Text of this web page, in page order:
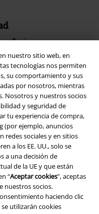
nuestro sitio web, en
tecnologías nos permiten
su comportamiento y sus
por nosotros, mientras
Nosotros y nuestros socios
y seguridad de
tu experiencia de compra,
(por ejemplo, anuncios
redes sociales y en sitios
a los EE. UU., solo se
a una decisión de
de la UE y que están
“Aceptar cookies”, aceptas
nuestros socios.
haciendo clic
utilizarán cookies